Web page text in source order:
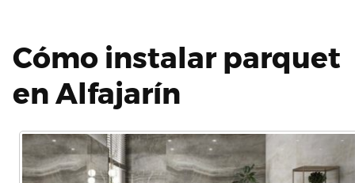
Cómo instalar parquet
en Alfajarín